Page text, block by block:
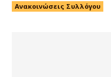
Ανακοινώσεις Συλλόγου